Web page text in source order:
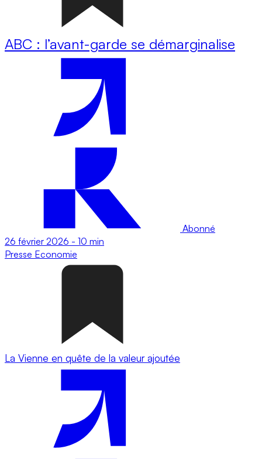
ABC : l’avant-garde se démarginalise
Abonné
26 février 2026 - 10 min
Presse Economie
La Vienne en quête de la valeur ajoutée